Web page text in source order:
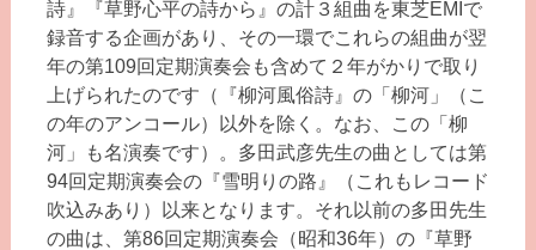
詩』『草野心平の詩から』の計３組曲を東芝EMIで
録音する企画があり、その一環でこれらの組曲が翌
年の第109回定期演奏会も含めて２年がかりで取り
上げられたのです（『柳河風俗詩』の「柳河」（こ
の年のアンコール）以外を除く。なお、この「柳
河」も名演奏です）。多田武彦先生の曲としては第
94回定期演奏会の『雪明りの路』（これもレコード
吹込みあり）以来となります。それ以前の多田先生
の曲は、第86回定期演奏会（昭和36年）の『草野